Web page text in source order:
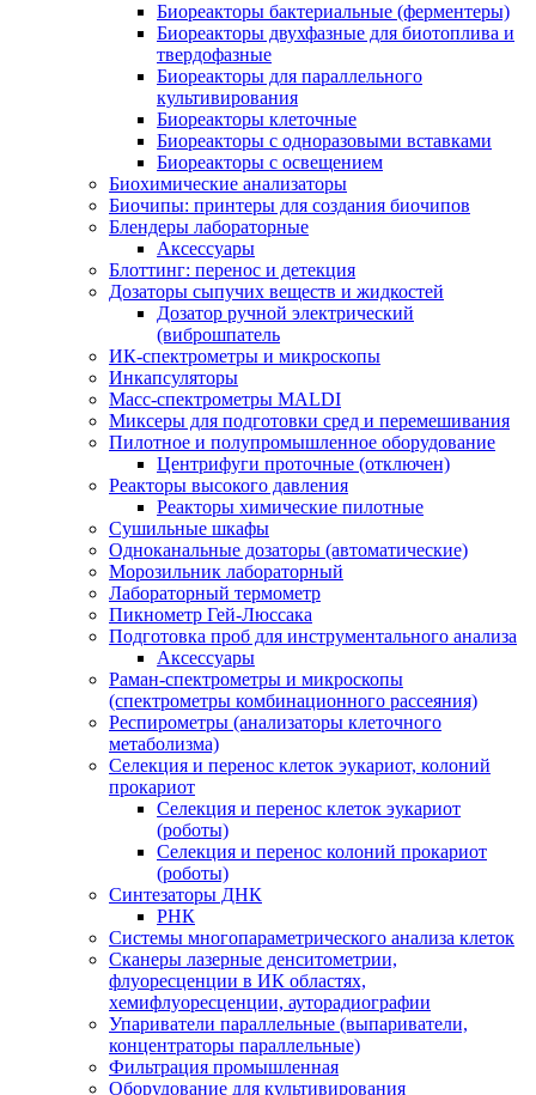
Биореакторы бактериальные (ферментеры)
Биореакторы двухфазные для биотоплива и
твердофазные
Биореакторы для параллельного
культивирования
Биореакторы клеточные
Биореакторы с одноразовыми вставками
Биореакторы с освещением
Биохимические анализаторы
Биочипы: принтеры для создания биочипов
Блендеры лабораторные
Аксессуары
Блоттинг: перенос и детекция
Дозаторы сыпучих веществ и жидкостей
Дозатор ручной электрический
(виброшпатель
ИК-спектрометры и микроскопы
Инкапсуляторы
Масс-спектрометры MALDI
Миксеры для подготовки сред и перемешивания
Пилотное и полупромышленное оборудование
Центрифуги проточные (отключен)
Реакторы высокого давления
Реакторы химические пилотные
Сушильные шкафы
Одноканальные дозаторы (автоматические)
Морозильник лабораторный
Лабораторный термометр
Пикнометр Гей-Люссака
Подготовка проб для инструментального анализа
Аксессуары
Раман-спектрометры и микроскопы
(спектрометры комбинационного рассеяния)
Респирометры (анализаторы клеточного
метаболизма)
Селекция и перенос клеток эукариот, колоний
прокариот
Селекция и перенос клеток эукариот
(роботы)
Селекция и перенос колоний прокариот
(роботы)
Синтезаторы ДНК
РНК
Системы многопараметрического анализа клеток
Сканеры лазерные денситометрии,
флуоресценции в ИК областях,
хемифлуоресценции, ауторадиографии
Упариватели параллельные (выпариватели,
концентраторы параллельные)
Фильтрация промышленная
Оборудование для культивирования